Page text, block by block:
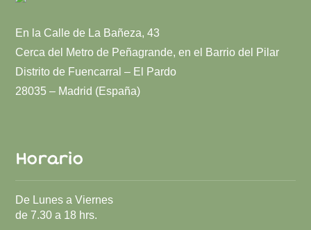
En la Calle de La Bañeza, 43
Cerca del Metro de Peñagrande, en el Barrio del Pilar
Distrito de Fuencarral – El Pardo
28035 – Madrid (España)
Horario
De Lunes a Viernes
de 7.30 a 18 hrs.